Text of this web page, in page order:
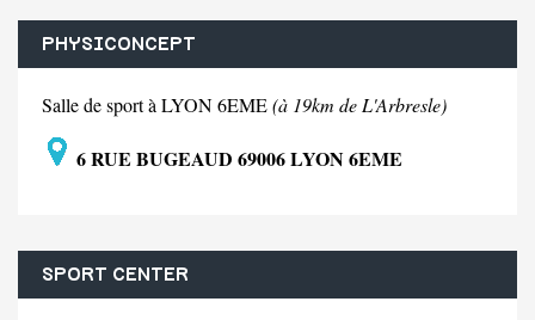
PHYSICONCEPT
Salle de sport à LYON 6EME(à 19km de L'Arbresle)
6 RUE BUGEAUD 69006 LYON 6EME
SPORT CENTER